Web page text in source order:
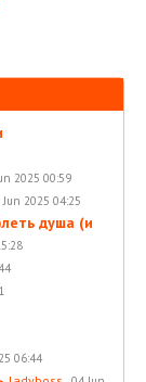
2025 00:59
Jun 2025 04:25
душа (и
06:44